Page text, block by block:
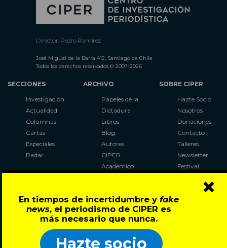
En tiempos de incertidumbre y fake
news, el periodismo de CIPER es
más necesario que nunca.
Hazte socio
×
Director: Pedro Ramírez
José Miguel de la Barra 412, Santiago de Chile
Todos los derechos reservados © 2007-2026
SECCIONES
Investigación
Actualidad
Columnas
Cartas
Especiales
Radar
ARCHIVO
Papeles de la
Dictadura
Libros
Blog
Autores
CIPER
Académico
Al Plebiscito
con CIPER
SOBRE CIPER
Hazte Socio
Nosotros
Donaciones
Contacto
Talleres
Newsletter
Festival